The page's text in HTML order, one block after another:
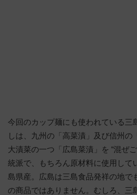
今回のカップ麺にも使われている三
しは、九州の「高菜漬」及び信州の
大漬菜の一つ「広島菜漬」を “混ぜ
統派で、もちろん原材料に使用して
島県産。広島は三島食品発祥の地で
の商品ではありません。むしろ、三